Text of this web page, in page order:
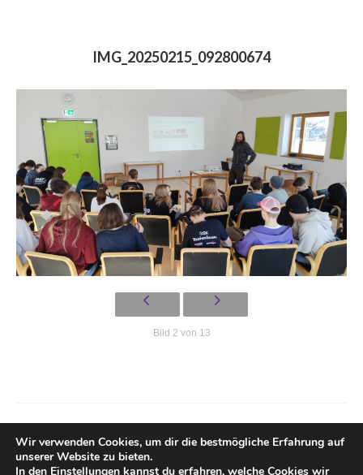
Pilgern
Gemeinde
Mitarbeitende
Pfarrteam
Pfarrbüro
KantorIn
Kita-Träger-Assistenz
Kirchenvorstand
IMG_20250215_092800674
Bild 2 von 13
Wir verwenden Cookies, um dir die bestmögliche Erfahrung auf
unserer Website zu bieten.
In den Einstellungen kannst du erfahren, welche Cookies wir